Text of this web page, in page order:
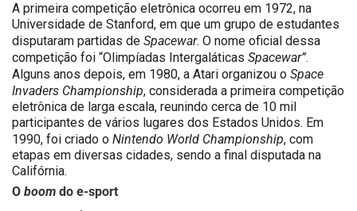
A primeira competição eletrônica ocorreu em 1972, na
Universidade de Stanford, em que um grupo de estudantes
disputaram partidas de Spacewar. O nome oficial dessa
competição foi “Olimpíadas Intergaláticas Spacewar”.
Alguns anos depois, em 1980, a Atari organizou o Space
Invaders Championship, considerada a primeira competição
eletrônica de larga escala, reunindo cerca de 10 mil
participantes de vários lugares dos Estados Unidos. Em
1990, foi criado o Nintendo World Championship, com
etapas em diversas cidades, sendo a final disputada na
Califórnia.
Oboomdo e-sport